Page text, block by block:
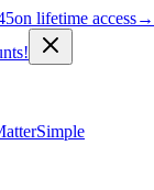
on lifetime access→
Simple